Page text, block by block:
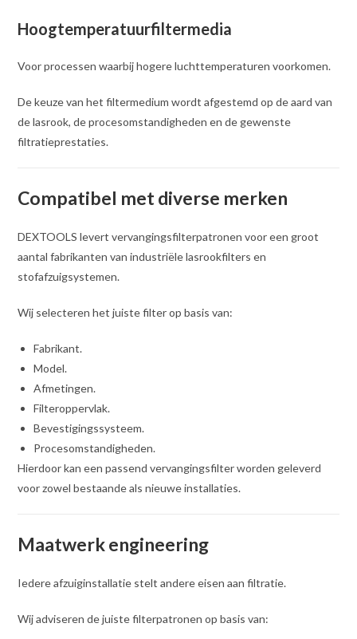
Hoogtemperatuurfiltermedia
Voor processen waarbij hogere luchttemperaturen voorkomen.
De keuze van het filtermedium wordt afgestemd op de aard van
de lasrook, de procesomstandigheden en de gewenste
filtratieprestaties.
Compatibel met diverse merken
DEXTOOLS levert vervangingsfilterpatronen voor een groot
aantal fabrikanten van industriële lasrookfilters en
stofafzuigsystemen.
Wij selecteren het juiste filter op basis van:
Fabrikant.
Model.
Afmetingen.
Filteroppervlak.
Bevestigingssysteem.
Procesomstandigheden.
Hierdoor kan een passend vervangingsfilter worden geleverd
voor zowel bestaande als nieuwe installaties.
Maatwerk engineering
Iedere afzuiginstallatie stelt andere eisen aan filtratie.
Wij adviseren de juiste filterpatronen op basis van: